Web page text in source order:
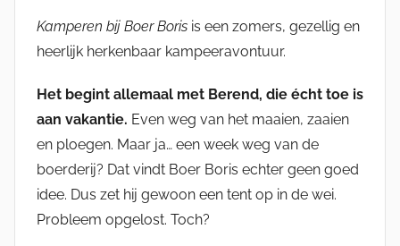
Kamperen bij Boer Boris is een zomers, gezellig en
heerlijk herkenbaar kampeeravontuur.
Het begint allemaal met Berend, die écht toe is
aan vakantie. Even weg van het maaien, zaaien
en ploegen. Maar ja… een week weg van de
boerderij? Dat vindt Boer Boris echter geen goed
idee. Dus zet hij gewoon een tent op in de wei.
Probleem opgelost. Toch?